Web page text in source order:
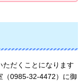
だくことになります
（0985-32-4472）に御